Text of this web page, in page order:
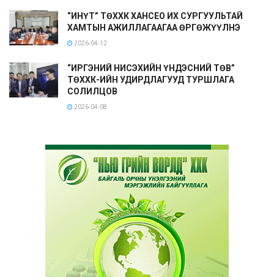
“ИНҮТ” ТӨХХК ХАНСЕО ИХ СУРГУУЛЬТАЙ
ХАМТЫН АЖИЛЛАГААГАА ӨРГӨЖҮҮЛНЭ
2026-04-12
“ИРГЭНИЙ НИСЭХИЙН ҮНДЭСНИЙ ТӨВ”
ТӨХХК-ИЙН УДИРДЛАГУУД ТУРШЛАГА
СОЛИЛЦОВ
2026-04-08